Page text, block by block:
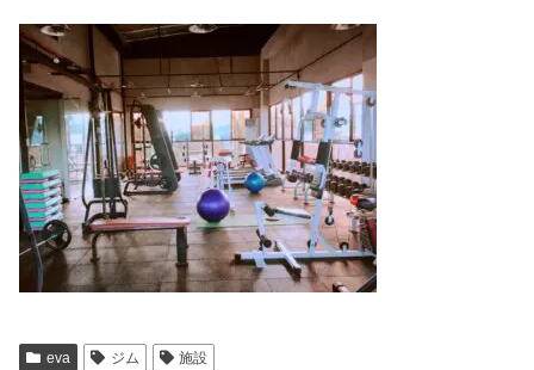
eva ジム 施設